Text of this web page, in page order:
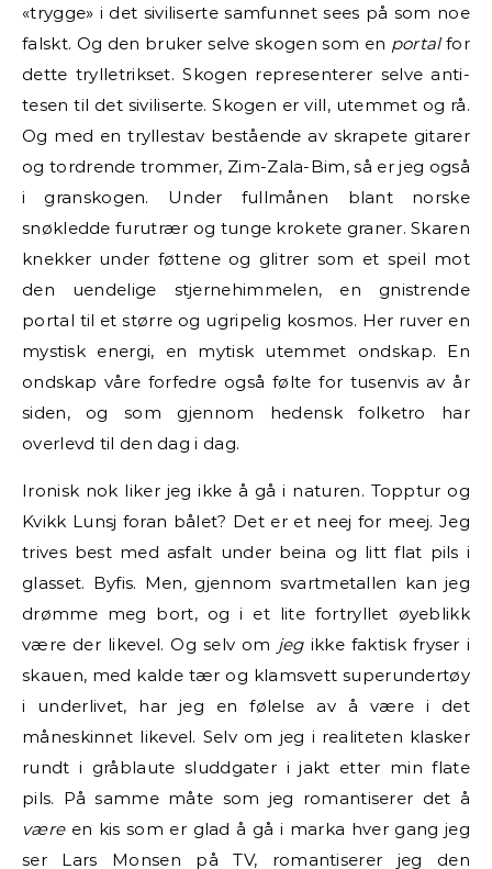
«trygge» i det siviliserte samfunnet sees på som noe
falskt. Og den bruker selve skogen som en portalfor
dette trylletrikset. Skogen representerer selve anti-
tesen til det siviliserte. Skogen er vill, utemmet og rå.
Og med en tryllestav bestående av skrapete gitarer
og tordrende trommer, Zim-Zala-Bim, så er jeg også
i granskogen. Under fullmånen blant norske
snøkledde furutrær og tunge krokete graner. Skaren
knekker under føttene og glitrer som et speil mot
den uendelige stjernehimmelen, en gnistrende
portal til et større og ugripelig kosmos. Her ruver en
mystisk energi, en mytisk utemmet ondskap. En
ondskap våre forfedre også følte for tusenvis av år
siden, og som gjennom hedensk folketro har
overlevd til den dag i dag.
Ironisk nok liker jeg ikke å gå i naturen. Topptur og
Kvikk Lunsj foran bålet? Det er et neej for meej. Jeg
trives best med asfalt under beina og litt flat pils i
glasset. Byfis. Men, gjennom svartmetallen kan jeg
drømme meg bort, og i et lite fortryllet øyeblikk
være der likevel. Og selv om jegikke faktisk fryser i
skauen, med kalde tær og klamsvett superundertøy
i underlivet, har jeg en følelse av å være i det
måneskinnet likevel. Selv om jeg i realiteten klasker
rundt i gråblaute sluddgater i jakt etter min flate
pils. På samme måte som jeg romantiserer det å
være en kis som er glad å gå i marka hver gang jeg
ser Lars Monsen på TV, romantiserer jeg den